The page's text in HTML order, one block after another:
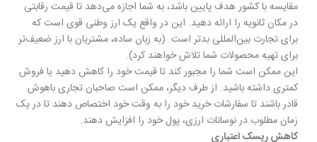
مقایسه با کشور هدف پایین باشد، به شما اجازه می‌دهد تا قیمت رقابتی
در مکان ثانویه را ارائه دهید. این در واقع یک ارز وطنی قوی است که
برای تجارت بین‌المللی بدتر است. (به زبان ساده، مشتریان با ارز ضعیف‌تر
برای تهیه محصولات شما تلاش خواهند کرد).
این ممکن است شما را مجبور کند تا قیمت خود را کاهش دهید یا فروش
کمتری داشته باشید. از طرف دیگر، ممکن است صاحبان تجاری باهوش
قادر باشند تا سفارشات خرید خود را به وقت خود اختصاص دهند تا در یک
زمان مطلوب در نوسانات ارزی، پول خود را افزایش دهند.
کاهش ریسک اعتباری